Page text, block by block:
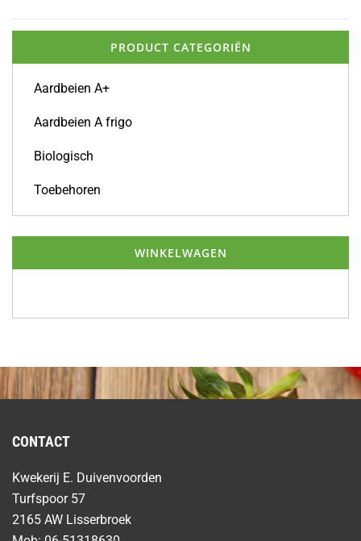
PRODUCT CATEGORIËN
Aardbeien A+
Aardbeien A frigo
Biologisch
Toebehoren
WINKELWAGEN
CONTACT
Kwekerij E. Duivenvoorden
Turfspoor 57
2165 AW Lisserbroek